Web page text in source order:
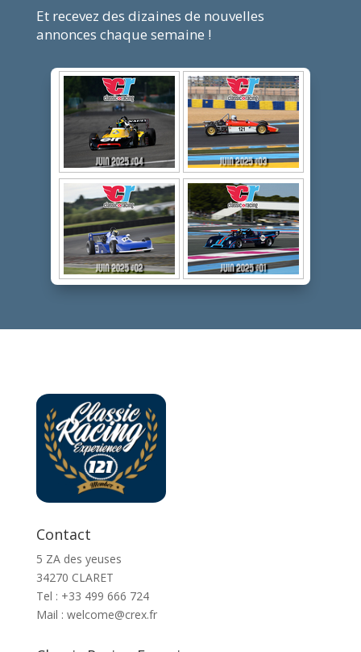
Et recevez des dizaines de nouvelles
annonces chaque semaine !
Contact
5 ZA des yeuses
34270 CLARET
Tel : ‭+33 499 666 724‬
Mail : welcome@crex.fr